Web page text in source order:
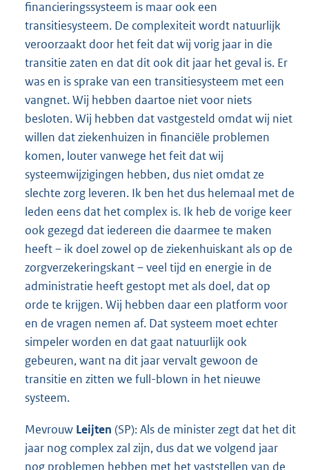
financieringssysteem is maar ook een
transitiesysteem. De complexiteit wordt natuurlijk
veroorzaakt door het feit dat wij vorig jaar in die
transitie zaten en dat dit ook dit jaar het geval is. Er
was en is sprake van een transitiesysteem met een
vangnet. Wij hebben daartoe niet voor niets
besloten. Wij hebben dat vastgesteld omdat wij niet
willen dat ziekenhuizen in financiële problemen
komen, louter vanwege het feit dat wij
systeemwijzigingen hebben, dus niet omdat ze
slechte zorg leveren. Ik ben het dus helemaal met de
leden eens dat het complex is. Ik heb de vorige keer
ook gezegd dat iedereen die daarmee te maken
heeft – ik doel zowel op de ziekenhuiskant als op de
zorgverzekeringskant – veel tijd en energie in de
administratie heeft gestopt met als doel, dat op
orde te krijgen. Wij hebben daar een platform voor
en de vragen nemen af. Dat systeem moet echter
simpeler worden en dat gaat natuurlijk ook
gebeuren, want na dit jaar vervalt gewoon de
transitie en zitten we full-blown in het nieuwe
systeem.
Mevrouw Leijten (SP): Als de minister zegt dat het dit
jaar nog complex zal zijn, dus dat we volgend jaar
nog problemen hebben met het vaststellen van de